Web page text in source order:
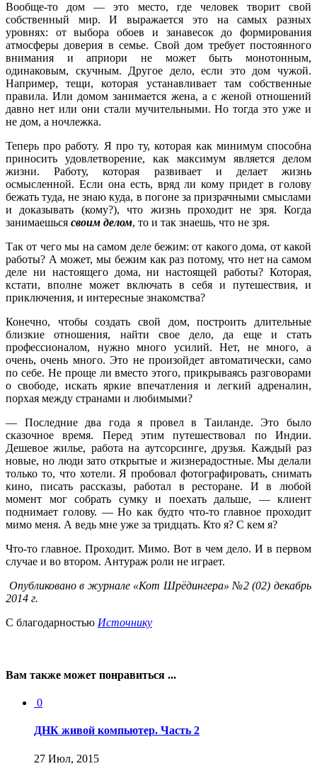
Вообще-то дом — это место, где человек творит свой
собственный мир. И выражается это на самых разных
уровнях: от выбора обоев и занавесок до формирования
атмосферы доверия в семье. Свой дом требует постоянного
внимания и априори не может быть монотонным,
одинаковым, скучным. Другое дело, если это дом чужой.
Например, тещи, которая устанавливает там собственные
правила. Или домом занимается жена, а с женой отношений
давно нет или они стали мучительными. Но тогда это уже и
не дом, а ночлежка.
Теперь про работу. Я про ту, которая как минимум способна
приносить удовлетворение, как максимум является делом
жизни. Работу, которая развивает и делает жизнь
осмысленной. Если она есть, вряд ли кому придет в голову
бежать туда, не знаю куда, в погоне за призрачными смыслами
и доказывать (кому?), что жизнь проходит не зря. Когда
занимаешься своим делом, то и так знаешь, что не зря.
Так от чего мы на самом деле бежим: от какого дома, от какой
работы? А может, мы бежим как раз потому, что нет на самом
деле ни настоящего дома, ни настоящей работы? Которая,
кстати, вполне может включать в себя и путешествия, и
приключения, и интересные знакомства?
Конечно, чтобы создать свой дом, построить длительные
близкие отношения, найти свое дело, да еще и стать
профессионалом, нужно много усилий. Нет, не много, а
очень, очень много. Это не произойдет автоматически, само
по себе. Не проще ли вместо этого, прикрываясь разговорами
о свободе, искать яркие впечатления и легкий адреналин,
порхая между странами и любимыми?
— Последние два года я провел в Таиланде. Это было
сказочное время. Перед этим путешествовал по Индии.
Дешевое жилье, работа на аутсорсинге, друзья. Каждый раз
новые, но люди зато открытые и жизнерадостные. Мы делали
только то, что хотели. Я пробовал фотографировать, снимать
кино, писать рассказы, работал в ресторане. И в любой
момент мог собрать сумку и поехать дальше, — клиент
поднимает голову. — Но как будто что-то главное проходит
мимо меня. А ведь мне уже за тридцать. Кто я? С кем я?
Что-то главное. Проходит. Мимо. Вот в чем дело. И в первом
случае и во втором. Антураж роли не играет.
Опубликовано в журнале «Кот Шрёдингера» №2 (02) декабрь
2014 г.
С благодарностью Источнику
Вам также может понравиться ...
0
ДНК живой компьютер. Часть 2
27 Июл, 2015